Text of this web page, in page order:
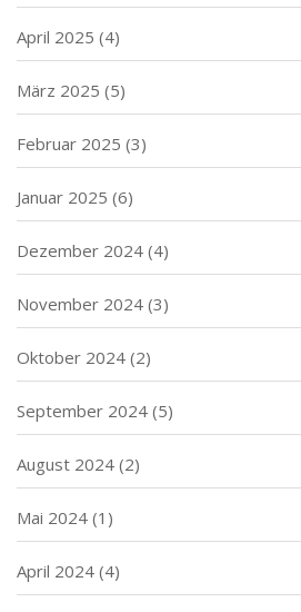
April 2025 (4)
März 2025 (5)
Februar 2025 (3)
Januar 2025 (6)
Dezember 2024 (4)
November 2024 (3)
Oktober 2024 (2)
September 2024 (5)
August 2024 (2)
Mai 2024 (1)
April 2024 (4)